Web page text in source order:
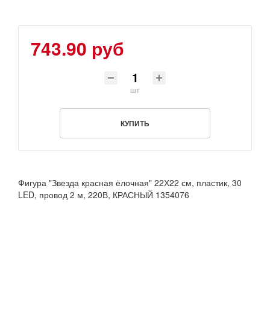
743.90 руб
шт
КУПИТЬ
Фигура "Звезда красная ёлочная" 22Х22 см, пластик, 30
LED, провод 2 м, 220В, КРАСНЫЙ 1354076